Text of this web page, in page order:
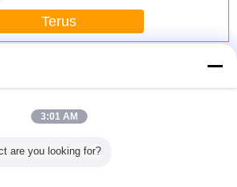
Terus
Mesin Uji Dampak
3:01 AM
are you looking for?